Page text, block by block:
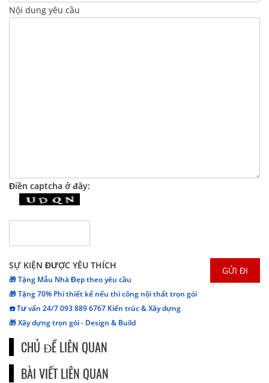
Nội dung yêu cầu
Điền captcha ở đây:
SỰ KIỆN ĐƯỢC YÊU THÍCH
🎁 Tặng Mẫu Nhà Đẹp theo yêu cầu
🎁 Tặng 70% Phí thiết kế nếu thi công nội thất trọn gói
☎️ Tư vấn 24/7 093 889 6767 Kiến trúc & Xây dựng
🎁 Xây dựng trọn gói - Design & Build
CHỦ ĐỀ LIÊN QUAN
BÀI VIẾT LIÊN QUAN